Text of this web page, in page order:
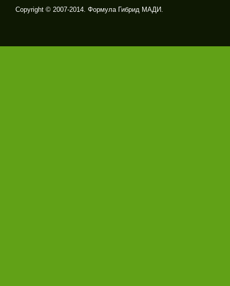
Copyright © 2007-2014. Формула Гибрид МАДИ.